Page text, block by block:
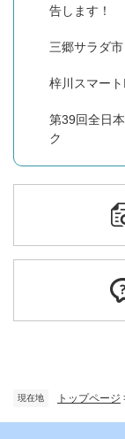
現在地 トップページ
告します！
三郷サラダ市
梓川スマー
第39回全日
ク